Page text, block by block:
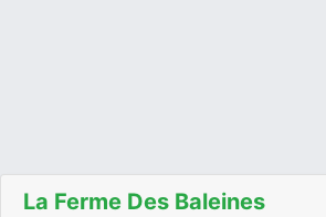
La Ferme Des Baleines